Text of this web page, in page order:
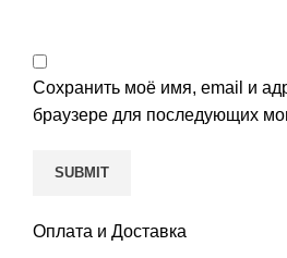
Сохранить моё имя, email и
браузере для последующих
Оплата и Доставка